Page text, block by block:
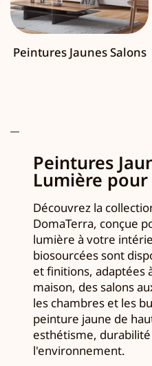
Peintures Jaunes Salons
Peintures
Lumière
Découvrez la
DomaTerra, conçue
lumière à votre
biosourcées sont
et finitions, adaptées
maison, des salons
les chambres et les
peinture jaune de
esthétisme,
l'environnement.